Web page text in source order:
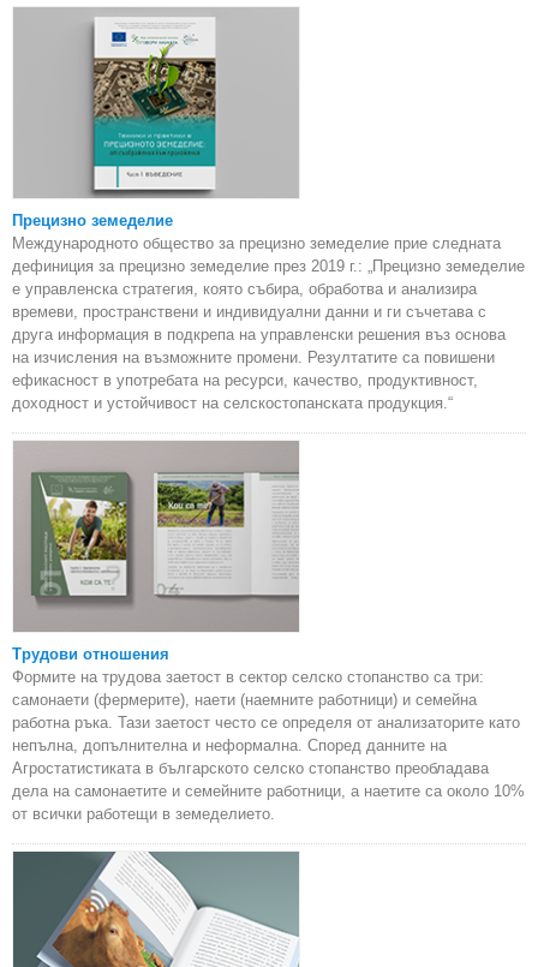
Прецизно земеделие
Международното общество за прецизно земеделие прие следната
дефиниция за прецизно земеделие през 2019 г.: „Прецизно земеделие
е управленска стратегия, която събира, обработва и анализира
времеви, пространствени и индивидуални данни и ги съчетава с
друга информация в подкрепа на управленски решения въз основа
на изчисления на възможните промени. Резултатите са повишени
ефикасност в употребата на ресурси, качество, продуктивност,
доходност и устойчивост на селскостопанската продукция.“
Трудови отношения
Формите на трудова заетост в сектор селско стопанство са три:
самонаети (фермерите), наети (наемните работници) и семейна
работна ръка. Тази заетост често се определя от анализаторите като
непълна, допълнителна и неформална. Според данните на
Агростатистиката в българското селско стопанство преобладава
дела на самонаетите и семейните работници, а наетите са около 10%
от всички работещи в земеделието.